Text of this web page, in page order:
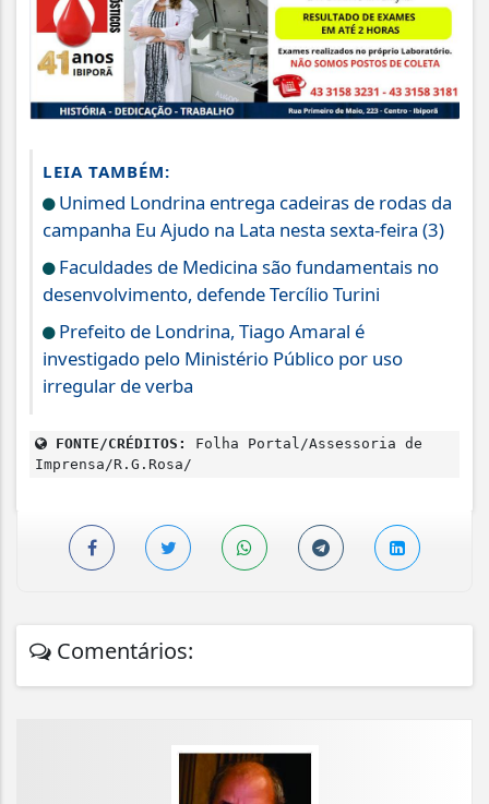
LEIA TAMBÉM:
Unimed Londrina entrega cadeiras de rodas da
campanha Eu Ajudo na Lata nesta sexta-feira (3)
Faculdades de Medicina são fundamentais no
desenvolvimento, defende Tercílio Turini
Prefeito de Londrina, Tiago Amaral é
investigado pelo Ministério Público por uso
irregular de verba
FONTE/CRÉDITOS:
Folha Portal/Assessoria de
Imprensa/R.G.Rosa/
Comentários: